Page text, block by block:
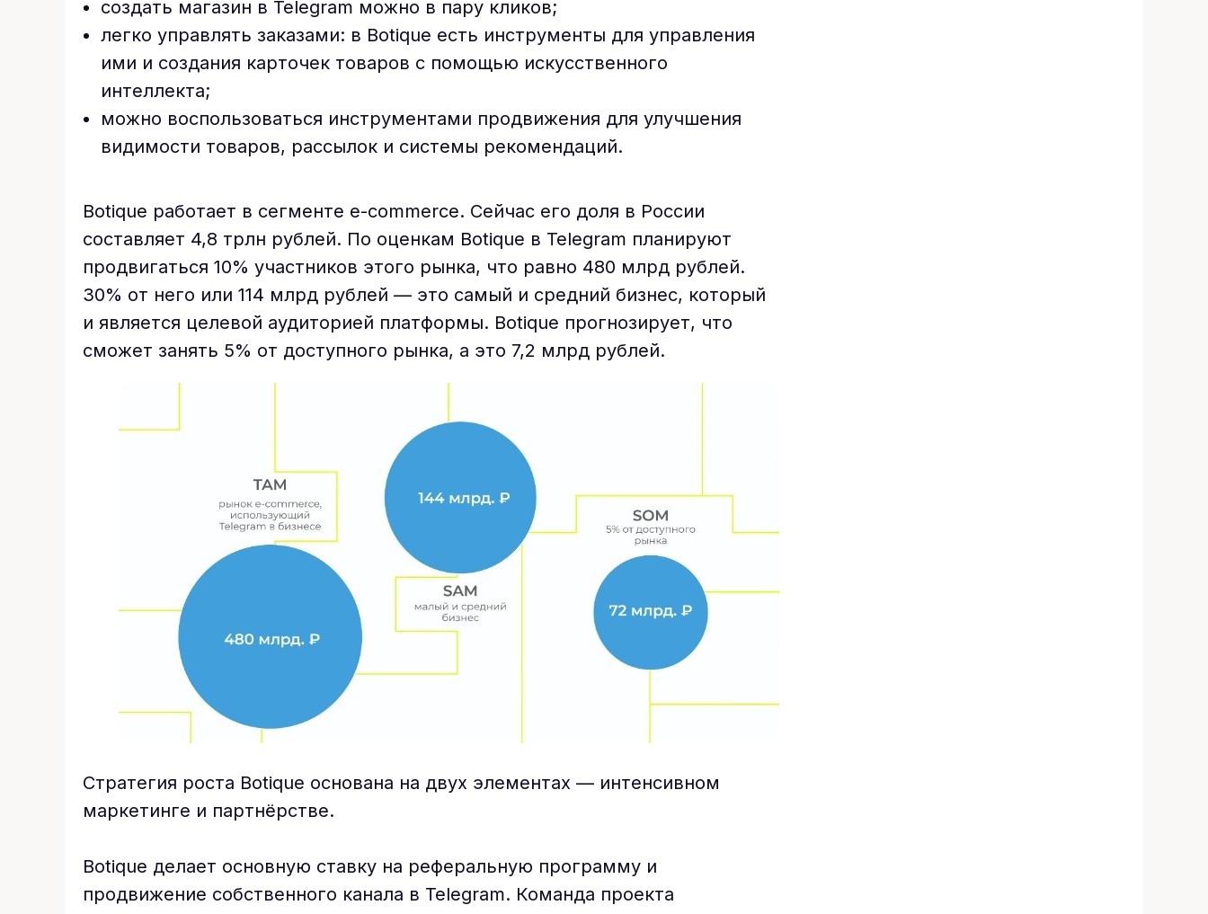
создать магазин в Telegram можно в пару кликов;
легко управлять заказами: в Botique есть инструменты для управления
ими и создания карточек товаров с помощью искусственного
интеллекта;
можно воспользоваться инструментами продвижения для улучшения
видимости товаров, рассылок и системы рекомендаций.
Botique работает в сегменте e-commerce. Сейчас его доля в России
составляет 4,8 трлн рублей. По оценкам Botique в Telegram планируют
продвигаться 10% участников этого рынка, что равно 480 млрд рублей.
30% от него или 114 млрд рублей — это самый и средний бизнес, который
и является целевой аудиторией платформы. Botique прогнозирует, что
сможет занять 5% от доступного рынка, а это 7,2 млрд рублей.
Стратегия роста Botique основана на двух элементах — интенсивном
маркетинге и партнёрстве.
Botique делает основную ставку на реферальную программу и
продвижение собственного канала в Telegram. Команда проекта